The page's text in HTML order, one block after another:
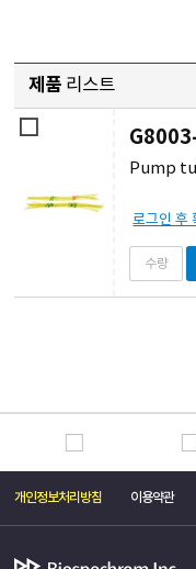
제품 리스트
Pump
로그인 후
개인정보처리방침 이용약관